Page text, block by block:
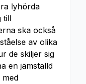
lyhörda
till
ska också
av olika
de skiljer sig
en jämställd